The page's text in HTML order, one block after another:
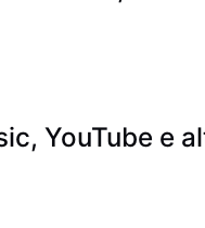
YouTube e